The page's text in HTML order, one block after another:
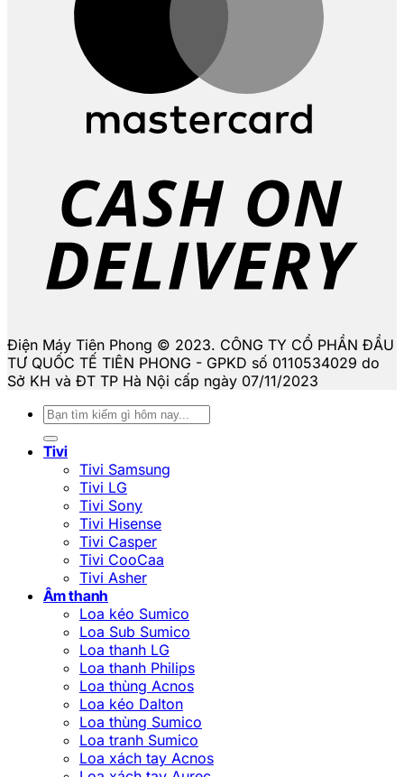
Điện Máy Tiên Phong © 2023. CÔNG TY CỔ PHẦN ĐẦU
TƯ QUỐC TẾ TIÊN PHONG - GPKD số 0110534029 do
Sở KH và ĐT TP Hà Nội cấp ngày 07/11/2023
Tìm
kiếm:
Tivi
Tivi Samsung
Tivi LG
Tivi Sony
Tivi Hisense
Tivi Casper
Tivi CooCaa
Tivi Asher
Âm thanh
Loa kéo Sumico
Loa Sub Sumico
Loa thanh LG
Loa thanh Philips
Loa thùng Acnos
Loa kéo Dalton
Loa thùng Sumico
Loa tranh Sumico
Loa xách tay Acnos